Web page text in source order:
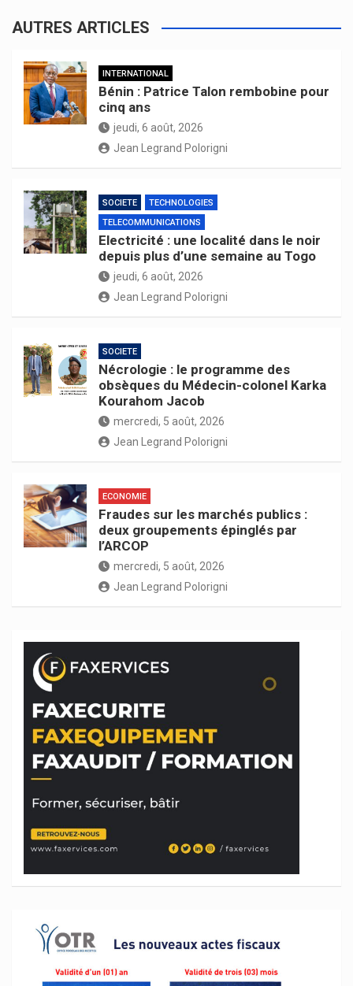
AUTRES ARTICLES
INTERNATIONAL
Bénin : Patrice Talon rembobine pour
cinq ans
jeudi, 6 août, 2026
Jean Legrand Polorigni
SOCIETE
TECHNOLOGIES
TELECOMMUNICATIONS
Electricité : une localité dans le noir
depuis plus d’une semaine au Togo
jeudi, 6 août, 2026
Jean Legrand Polorigni
SOCIETE
Nécrologie : le programme des
obsèques du Médecin-colonel Karka
Kourahom Jacob
mercredi, 5 août, 2026
Jean Legrand Polorigni
ECONOMIE
Fraudes sur les marchés publics :
deux groupements épinglés par
l’ARCOP
mercredi, 5 août, 2026
Jean Legrand Polorigni